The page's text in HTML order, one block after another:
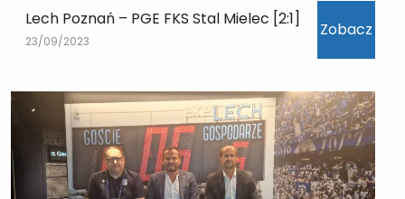
Lech Poznań – PGE FKS Stal Mielec [2:1]
23/09/2023
Zobacz